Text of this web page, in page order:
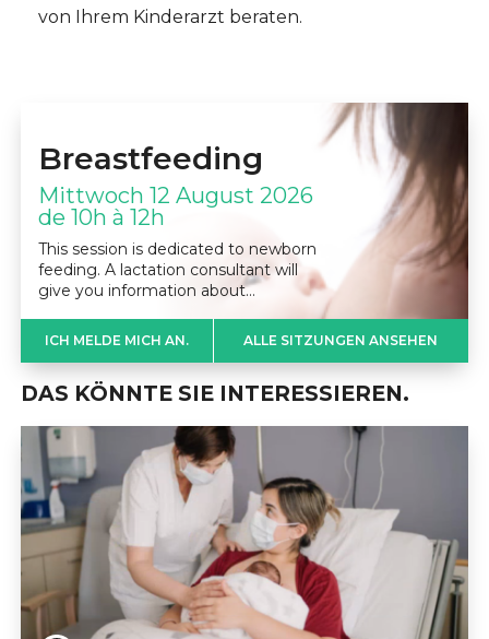
von Ihrem Kinderarzt beraten.
Breastfeeding
Mittwoch 12 August 2026
de 10h à 12h
This session is dedicated to newborn
feeding. A lactation consultant will
give you information about…
ICH MELDE MICH AN. ALLE SITZUNGEN ANSEHEN
DAS KÖNNTE SIE INTERESSIEREN.